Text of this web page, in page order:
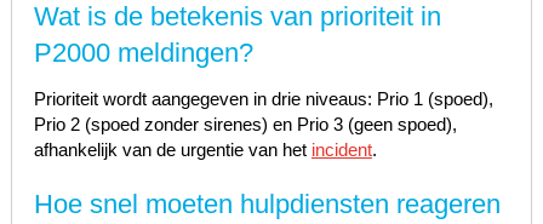
Wat is de betekenis van prioriteit in
P2000 meldingen?
Prioriteit wordt aangegeven in drie niveaus: Prio 1 (spoed),
Prio 2 (spoed zonder sirenes) en Prio 3 (geen spoed),
afhankelijk van de urgentie van het incident.
Hoe snel moeten hulpdiensten reageren